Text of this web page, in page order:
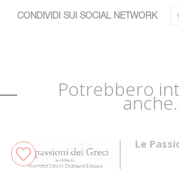
CONDIVIDI SUI SOCIAL NETWORK
Potrebbero
Le